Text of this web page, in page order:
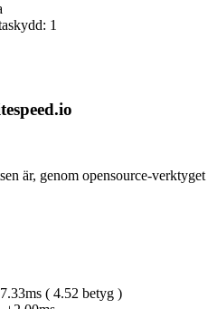
1
är, genom opensource-verktyget
( 4.52 betyg )